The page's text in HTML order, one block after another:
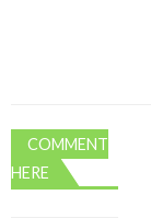
COMMENT
HERE